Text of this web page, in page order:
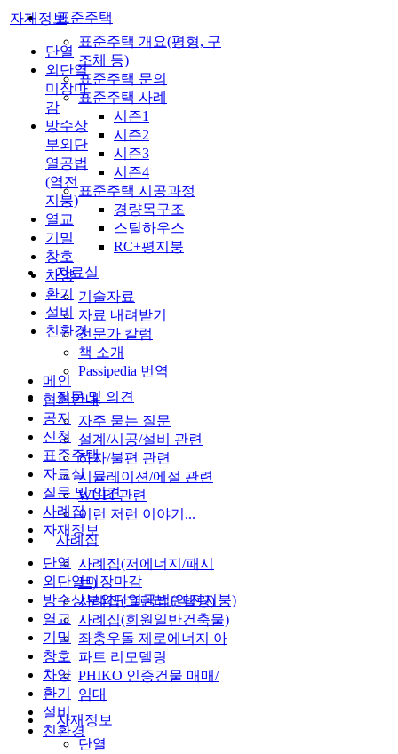
표준주택
표준주택 개요(평형, 구
조체 등)
표준주택 문의
표준주택 사례
시즌1
시즌2
시즌3
시즌4
표준주택 시공과정
경량목구조
스틸하우스
RC+평지붕
자료실
기술자료
자료 내려받기
전문가 칼럼
책 소개
Passipedia 번역
질문 및 의견
자주 묻는 질문
설계/시공/설비 관련
하자/불편 관련
시뮬레이션/에절 관련
WUFI 관련
이런 저런 이야기...
사례집
사례집(저에너지/패시
브)
사례집(그린리모델링)
사례집(회원일반건축물)
좌충우돌 제로에너지 아
파트 리모델링
PHIKO 인증건물 매매/
임대
자재정보
단열
자재정보
단열
외단열
미장마
감
방수상
부외단
열공법
(역전
지붕)
열교
기밀
창호
차양
환기
설비
친환경
메인
협회안내
공지
신청
표준주택
자료실
질문 및 의견
사례집
자재정보
단열
외단열미장마감
방수상부외단열공법(역전지붕)
열교
기밀
창호
차양
환기
설비
친환경